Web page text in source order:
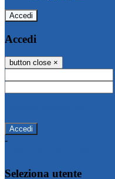
Accedi
Accedi
button close ×
-
Seleziona utente